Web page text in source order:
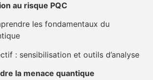
au risque PQC
les fondamentaux du
: sensibilisation et outils d’analyse
la menace quantique